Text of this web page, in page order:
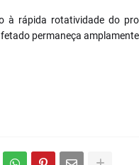
à rápida rotatividade do
permaneça